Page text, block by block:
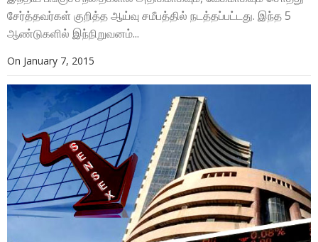
சேர்த்தவர்கள் குறித்த ஆய்வு சமீபத்தில் நடத்தப்பட்டது. இந்த 5
ஆண்டுகளில் இந்நிறுவனம்...
On January 7, 2015